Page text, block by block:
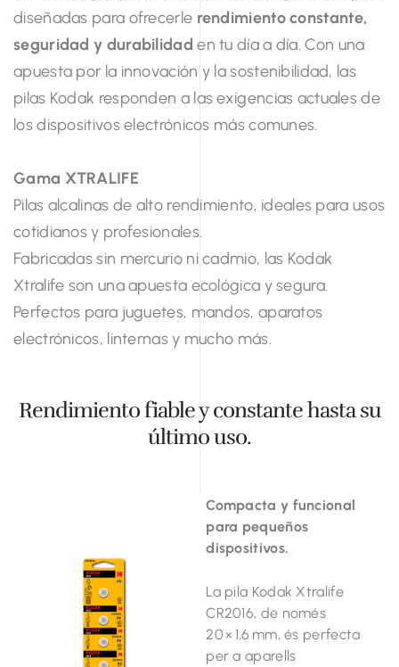
diseñadas para ofrecerle rendimiento constante,
seguridad y durabilidad en tu día a día. Con una
apuesta por la innovación y la sostenibilidad, las
pilas Kodak responden a las exigencias actuales de
los dispositivos electrónicos más comunes.
Gama XTRALIFE
Pilas alcalinas de alto rendimiento, ideales para usos
cotidianos y profesionales.
Fabricadas sin mercurio ni cadmio, las Kodak
Xtralife son una apuesta ecológica y segura.
Perfectos para juguetes, mandos, aparatos
electrónicos, linternas y mucho más.
Rendimiento fiable y constante hasta su
último uso.
Compacta y funcional
para pequeños
dispositivos.
La pila Kodak Xtralife
CR2016, de només
20 × 1,6 mm, és perfecta
per a aparells